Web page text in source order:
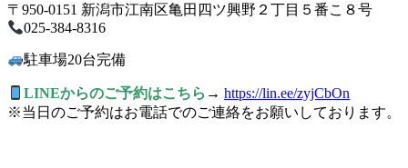
〒950-0151 新潟市江南区亀田四ツ興野２丁目５番こ８号
025-384-8316
駐車場20台完備
LINEからのご予約はこちら →https://lin.ee/zyjCbOn
※当日のご予約はお電話でのご連絡をお願いしております。